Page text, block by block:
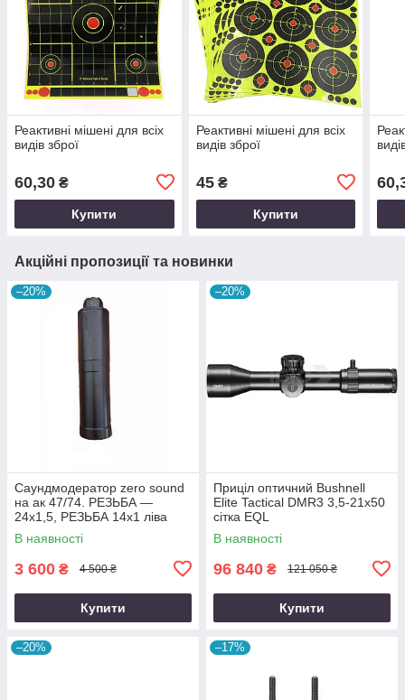
Реактивні мішені для всіх
видів зброї
60,30 ₴
Купити
Реактивні мішені для всіх
видів зброї
45₴
Купити
Акційні пропозиції та новинки
–20%
Саундмодератор zero sound
на ак 47/74. РЕЗЬБА —
24х1,5, РЕЗЬБА 14х1 ліва
В наявності
3 600 ₴ 4 500 ₴
Купити
–20%
Приціл оптичний Bushnell
Elite Tactical DMR3 3,5-21x50
сітка EQL
В наявності
96 840 ₴ 121 050 ₴
Купити
–20% –17%